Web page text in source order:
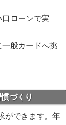
ローンで実
般カードへ挑
づくり
ができます。年